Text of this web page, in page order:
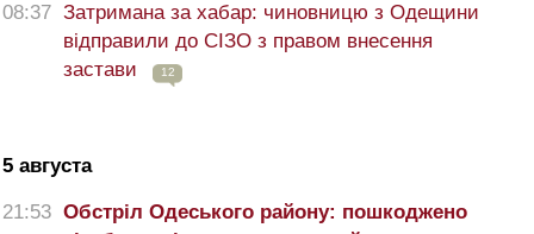
08:37 Затримана за хабар: чиновницю з Одещини
відправили до СІЗО з правом внесення
застави
12
5 августа
21:53 Обстріл Одеського району: пошкоджено